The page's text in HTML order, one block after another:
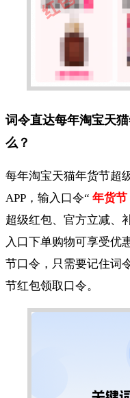
词令直达每年淘宝天
么？
每年淘宝天猫年货节超
APP，输入口令“ 年货节
超级红包、官方立减、
入口下单购物可享受优
节口令，只需要记住词
节红包领取口令。